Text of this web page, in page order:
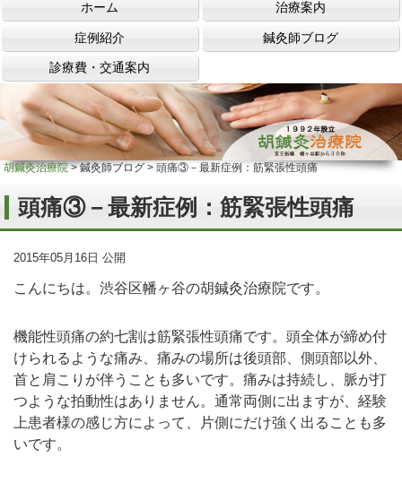
ホーム 治療案内
症例紹介 鍼灸師ブログ
診療費・交通案内
胡鍼灸治療院>鍼灸師ブログ>頭痛③－最新症例：筋緊張性頭痛
頭痛③－最新症例：筋緊張性頭痛
2015年05月16日 公開
こんにちは。渋谷区幡ヶ谷の胡鍼灸治療院です。
機能性頭痛の約七割は筋緊張性頭痛です。頭全体が締め付
けられるような痛み、痛みの場所は後頭部、側頭部以外、
首と肩こりが伴うことも多いです。痛みは持続し、脈が打
つような拍動性はありません。通常両側に出ますが、経験
上患者様の感じ方によって、片側にだけ強く出ることも多
いです。